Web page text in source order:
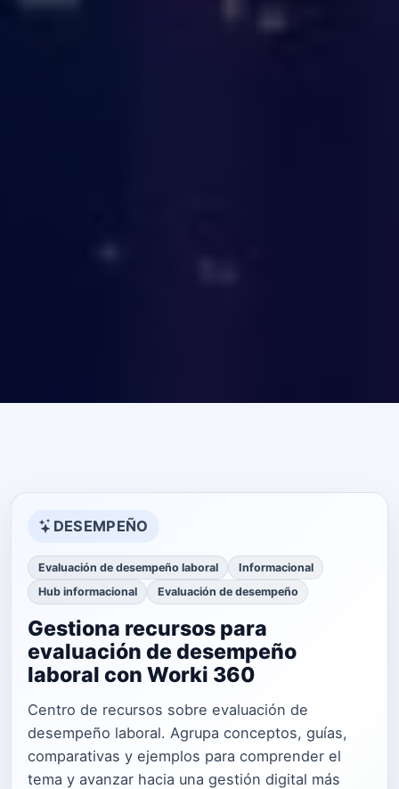
DESEMPEÑO
Evaluación de desempeño laboral
Informacional
Hub informacional
Evaluación de desempeño
Gestiona recursos para
evaluación de desempeño
laboral con Worki 360
Centro de recursos sobre evaluación de
desempeño laboral. Agrupa conceptos, guías,
comparativas y ejemplos para comprender el
tema y avanzar hacia una gestión digital más